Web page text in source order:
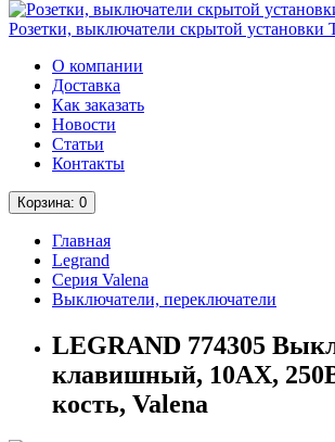
Розетки, выключатели скрытой установки
О компании
Доставка
Как заказать
Новости
Статьи
Контакты
Корзина: 0
Главная
Legrand
Серия Valena
Выключатели, переключатели
LEGRAND 774305
клавишный, 10АХ,
кость, Valena